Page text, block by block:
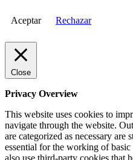
Aceptar Rechazar
Close
Privacy Overview
This website uses cookies to
navigate through the website.
are categorized as necessary are
essential for the working of